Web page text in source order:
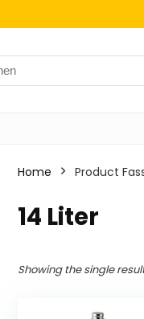
Home Product
‎14 Liter
Showing the single